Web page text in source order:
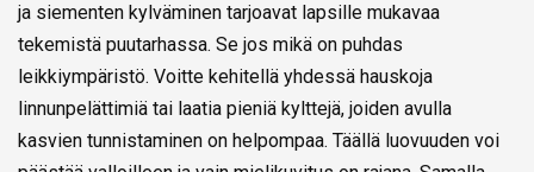
ja siementen kylväminen tarjoavat lapsille mukavaa
tekemistä puutarhassa. Se jos mikä on puhdas
leikkiympäristö. Voitte kehitellä yhdessä hauskoja
linnunpelättimiä tai laatia pieniä kylttejä, joiden avulla
kasvien tunnistaminen on helpompaa. Täällä luovuuden voi